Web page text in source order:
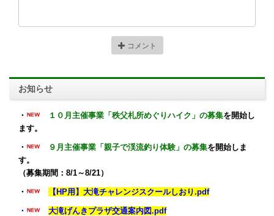
コメント
お知らせ
・ １０月主催事業「秩父札所めぐりハイク」の募集を開始し
ます。
・ ９月主催事業「親子で渓流釣り体験」の募集を開始しま
す。
（募集期間：8/1～8/21）
・ 【HP用】大滝チャレンジスクールしおり.pdf
・ 大滝げんきプラザ交通案内図.pdf